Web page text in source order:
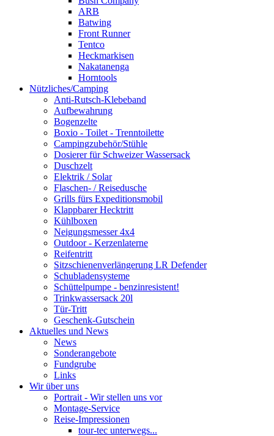
ARB
Batwing
Front Runner
Tentco
Heckmarkisen
Nakatanenga
Horntools
Nützliches/Camping
Anti-Rutsch-Klebeband
Aufbewahrung
Bogenzelte
Boxio - Toilet - Trenntoilette
Campingzubehör/Stühle
Dosierer für Schweizer Wassersack
Duschzelt
Elektrik / Solar
Flaschen- / Reisedusche
Grills fürs Expeditionsmobil
Klappbarer Hecktritt
Kühlboxen
Neigungsmesser 4x4
Outdoor - Kerzenlaterne
Reifentritt
Sitzschienenverlängerung LR Defender
Schubladensysteme
Schüttelpumpe - benzinresistent!
Trinkwassersack 20l
Tür-Tritt
Geschenk-Gutschein
Aktuelles und News
News
Sonderangebote
Fundgrube
Links
Wir über uns
Portrait - Wir stellen uns vor
Montage-Service
Reise-Impressionen
tour-tec unterwegs...